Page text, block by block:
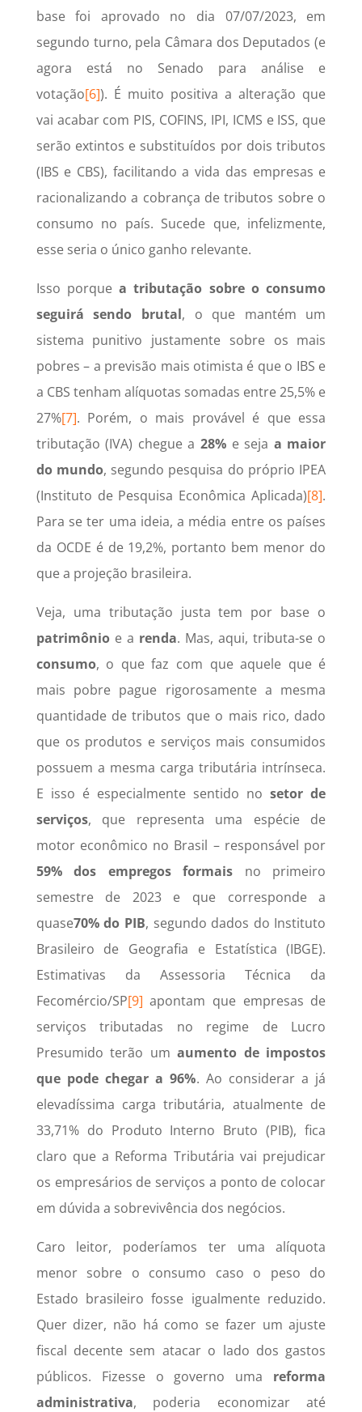
base foi aprovado no dia 07/07/2023, em
segundo turno, pela Câmara dos Deputados (e
agora está no Senado para análise e
votação[6]). É muito positiva a alteração que
vai acabar com PIS, COFINS, IPI, ICMS e ISS, que
serão extintos e substituídos por dois tributos
(IBS e CBS), facilitando a vida das empresas e
racionalizando a cobrança de tributos sobre o
consumo no país. Sucede que, infelizmente,
esse seria o único ganho relevante.
Isso porquea tributação sobre o consumo
seguirá sendo brutal, o que mantém um
sistema punitivo justamente sobre os mais
pobres – a previsão mais otimista é que o IBS e
a CBS tenham alíquotas somadas entre 25,5% e
27%[7]. Porém, o mais provável é que essa
tributação (IVA) chegue a 28% e seja a maior
do mundo, segundo pesquisa do próprio IPEA
(Instituto de Pesquisa Econômica Aplicada)[8].
Para se ter uma ideia, a média entre os países
da OCDE é de 19,2%, portanto bem menor do
que a projeção brasileira.
Veja, uma tributação justa tem por base o
patrimônioe a renda. Mas, aqui, tributa-se o
consumo, o que faz com que aquele que é
mais pobre pague rigorosamente a mesma
quantidade de tributos que o mais rico, dado
que os produtos e serviços mais consumidos
possuem a mesma carga tributária intrínseca.
E isso é especialmente sentido nosetor de
serviços, que representa uma espécie de
motor econômico no Brasil – responsável por
59% dos empregos formais no primeiro
semestre de 2023 e que corresponde a
quase70% do PIB, segundo dados do Instituto
Brasileiro de Geografia e Estatística (IBGE).
Estimativas da Assessoria Técnica da
Fecomércio/SP[9] apontam que empresas de
serviços tributadas no regime de Lucro
Presumido terão umaumento de impostos
que pode chegar a 96%. Ao considerar a já
elevadíssima carga tributária, atualmente de
33,71% do Produto Interno Bruto (PIB), fica
claro que a Reforma Tributária vai prejudicar
os empresários de serviços a ponto de colocar
em dúvida a sobrevivência dos negócios.
Caro leitor, poderíamos ter uma alíquota
menor sobre o consumo caso o peso do
Estado brasileiro fosse igualmente reduzido.
Quer dizer, não há como se fazer um ajuste
fiscal decente sem atacar o lado dos gastos
públicos. Fizesse o governo uma reforma
administrativa, poderia economizar até